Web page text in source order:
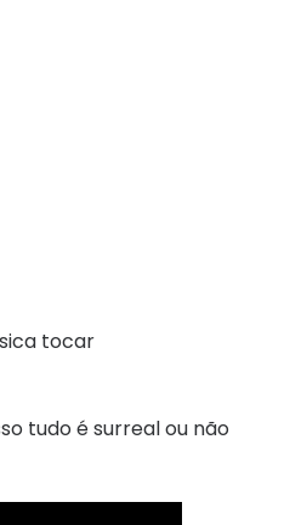
tocar
tudo é surreal ou não